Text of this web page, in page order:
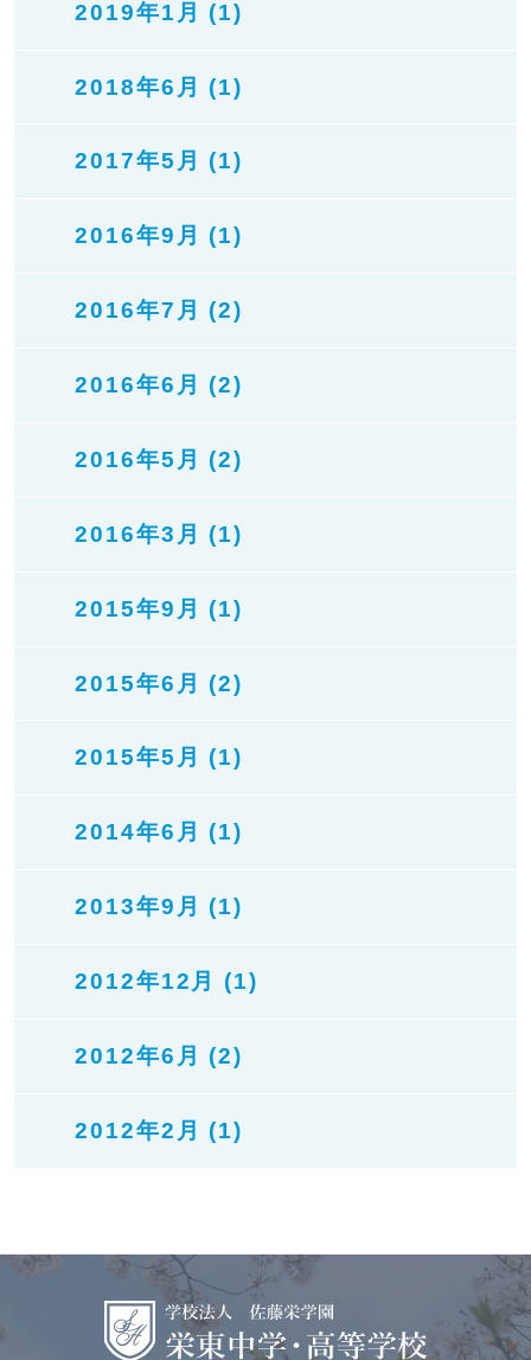
2019年1月 (1)
2018年6月 (1)
2017年5月 (1)
2016年9月 (1)
2016年7月 (2)
2016年6月 (2)
2016年5月 (2)
2016年3月 (1)
2015年9月 (1)
2015年6月 (2)
2015年5月 (1)
2014年6月 (1)
2013年9月 (1)
2012年12月 (1)
2012年6月 (2)
2012年2月 (1)